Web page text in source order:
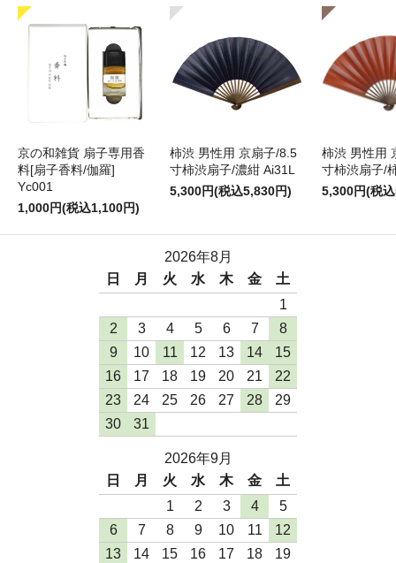
京の和雑貨 扇子専用香
料[扇子香料/伽羅]
Yc001
1,000円(税込1,100円)
柿渋 男性用 京扇子/8.5
寸柿渋扇子/濃紺 Ai31L
5,300円(税込5,830円)
柿渋 男性用
寸柿渋扇子/
5,300円(税
2026年8月
日
月 火 水 木 金
土
1
2
3 4 5 6 7
8
9
10 11 12 13 14
15
16
17 18 19 20 21
22
23
24 25 26 27 28
29
30
31
2026年9月
日
月 火 水 木 金
土
1
2 3 4
5
6
7 8 9 10 11
12
13
14 15 16 17 18
19